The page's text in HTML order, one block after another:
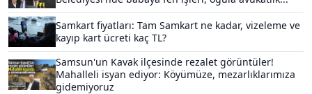
Samkart fiyatları: Tam Samkart ne kadar, vizeleme ve
kayıp kart ücreti kaç TL?
Samsun'un Kavak ilçesinde rezalet görüntüler!
Mahalleli isyan ediyor: Köyümüze, mezarlıklarımıza
gidemiyoruz